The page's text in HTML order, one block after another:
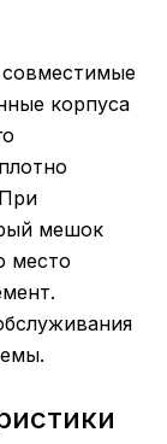
совместимые
корпуса
мешок
место